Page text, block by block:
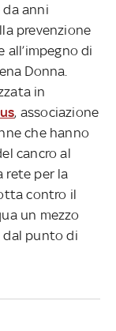
anni
prevenzione
all’impegno di
Donna.
in
, associazione
che hanno
cancro al
rete per la
contro il
un mezzo
dal punto di